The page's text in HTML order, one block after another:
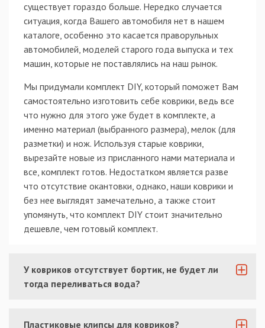
существует гораздо больше. Нередко случается
ситуация, когда Вашего автомобиля нет в нашем
каталоге, особенно это касается праворульных
автомобилей, моделей старого года выпуска и тех
машин, которые не поставлялись на наш рынок.
Мы придумали комплект DIY, который поможет Вам
самостоятельно изготовить себе коврики, ведь все
что нужно для этого уже будет в комплекте, а
именно материал (выбранного размера), мелок (для
разметки) и нож. Используя старые коврики,
вырезайте новые из присланного нами материала и
все, комплект готов. Недостатком является разве
что отсутствие окантовки, однако, наши коврики и
без нее выглядят замечательно, а также стоит
упомянуть, что комплект DIY стоит значительно
дешевле, чем готовый комплект.
У ковриков отсутствует бортик, не будет ли
тогда переливаться вода?
Пластиковые клипсы для ковриков?